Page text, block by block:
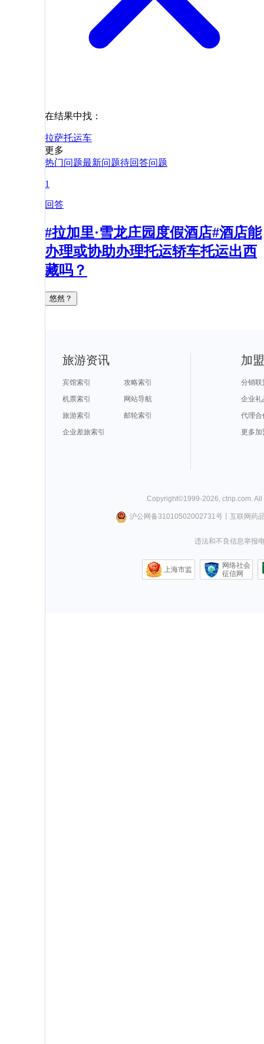
在结果中找：
拉萨托运车
更多
热门问题最新问题待回答问题
1
回答
#拉加里·雪龙庄园度假酒店#酒店能
办理或协助办理托运轿车托运出西
藏吗？
悠然？
旅游资讯
宾馆索引
攻略索引
机票索引
网站导航
旅游索引
邮轮索引
企业差旅索引
加
分销联
企业礼
代理合
更多加
Copyright©1999-2026 ctrip.com .
沪公网备31010502002731号丨 互联网药
违法和不良信息举报
上海市监
网络社会
征信网